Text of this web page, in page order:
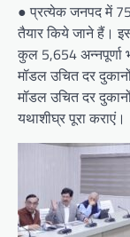
● प्रत्येक जनपद में
तैयार किये जाने हैं।
कुल 5,654
मॉडल उचित दर
मॉडल उचित दर
यथाशीघ्र पूरा कराएं।